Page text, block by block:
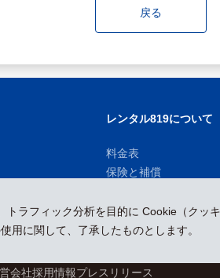
戻る
ラフィック分析を目的に Cookie（クッ
用に関して、了承したものとします。
レンタル819について
料金表
保険と補償
会社採用情報プレスリリース